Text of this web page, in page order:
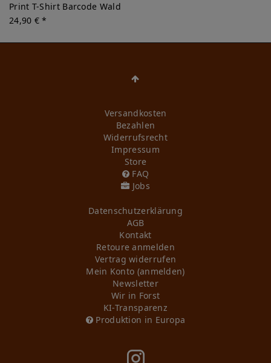
Print T-Shirt Barcode Wald
24,90 € *
Versandkosten
Bezahlen
Widerrufs­recht
Impressum
Store
FAQ
Jobs
Daten­schutz­erklärung
AGB
Kontakt
Retoure anmelden
Vertrag widerrufen
Mein Konto (anmelden)
Newsletter
Wir in Forst
KI-Transparenz
Produktion in Europa